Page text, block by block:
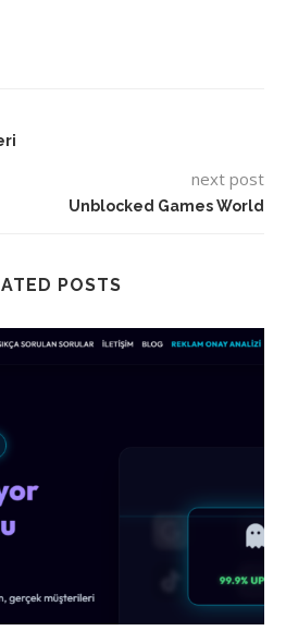
next post
Unblocked Games World
POSTS